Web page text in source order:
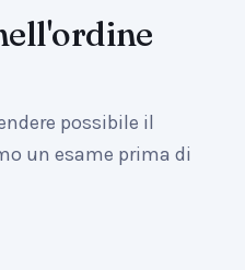
possibile il
un esame prima di